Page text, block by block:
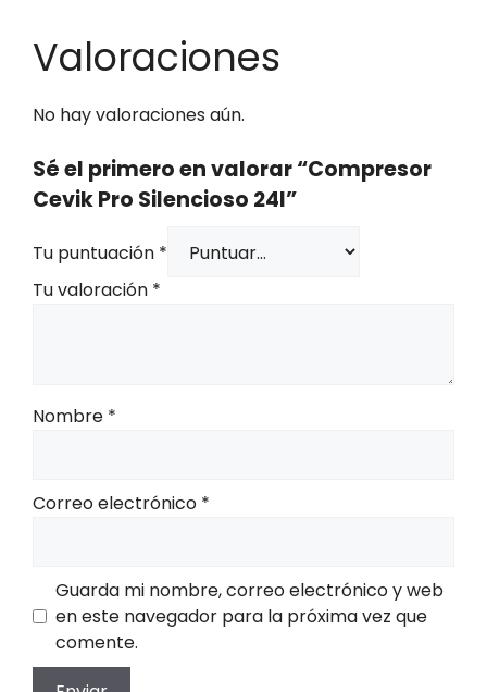
Valoraciones
No hay valoraciones aún.
Sé el primero en valorar “Compresor
Cevik Pro Silencioso 24l”
Tu puntuación *
Tu valoración *
Nombre *
Correo electrónico *
Guarda mi nombre, correo electrónico y web
en este navegador para la próxima vez que
comente.